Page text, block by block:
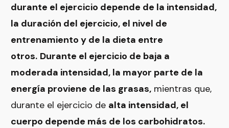
durante el ejercicio depende de la intensidad,
la duración del ejercicio, el nivel de
entrenamiento y de la dieta entre
otros. Durante el ejercicio de baja a
moderada intensidad, la mayor parte de la
energía proviene de las grasas, mientras que,
durante el ejercicio de alta intensidad, el
cuerpo depende más de los carbohidratos.